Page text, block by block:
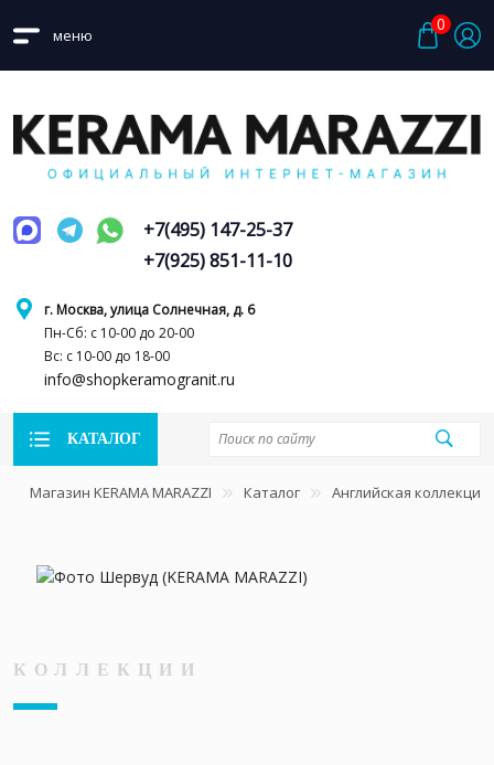
меню
0
г. Москва, улица Солнечная, д. 6
Пн-Сб: с 10-00 до 20-00
Вс: с 10-00 до 18-00
info@shopkeramogranit.ru
+7(495) 147-25-37
+7(925) 851-11-10
КАТАЛОГ
Магазин KERAMA MARAZZI Каталог Английская коллекция
КОЛЛЕКЦИИ